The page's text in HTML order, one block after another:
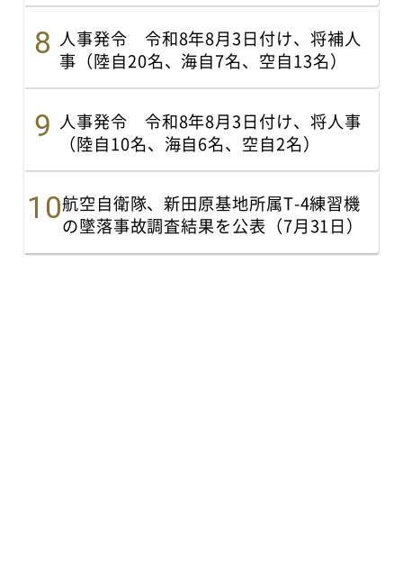
人事発令 令和8年8月3日付け、将補人
事（陸自20名、海自7名、空自13名）
人事発令 令和8年8月3日付け、将人事
（陸自10名、海自6名、空自2名）
航空自衛隊、新田原基地所属T-4練習機
の墜落事故調査結果を公表（7月31日）